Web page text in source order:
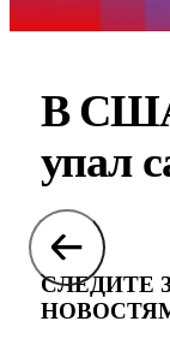
В
упал
СЛЕДИТЕ